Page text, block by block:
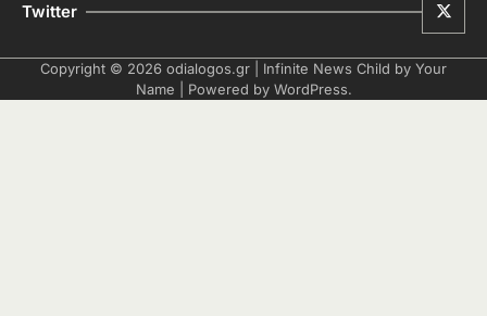
Twitter
Copyright © 2026 odialogos.gr | Infinite News Child by Your
Name | Powered by WordPress.